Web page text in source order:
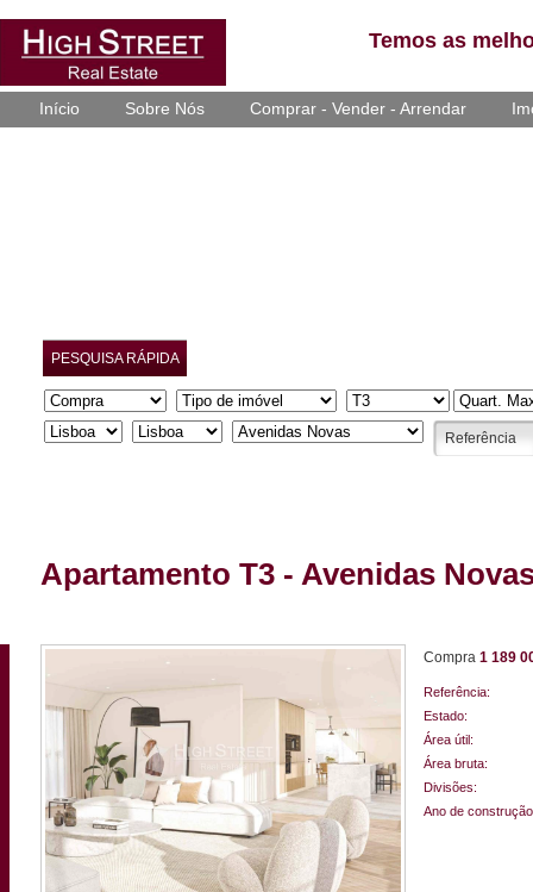
Temos as
Início Sobre Nós Comprar - Vender - Arrendar
PESQUISA RÁPIDA
Apartamento T3 - Avenidas
Compra 1 189
Referência:
Estado:
Área útil:
Área bruta:
Divisões:
Ano de